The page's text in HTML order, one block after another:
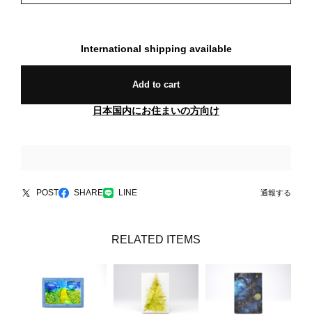
International shipping available
Add to cart
日本国内にお住まいの方向け
POST SHARE LINE 通報する
RELATED ITEMS